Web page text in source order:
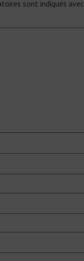
sont indiqués avec